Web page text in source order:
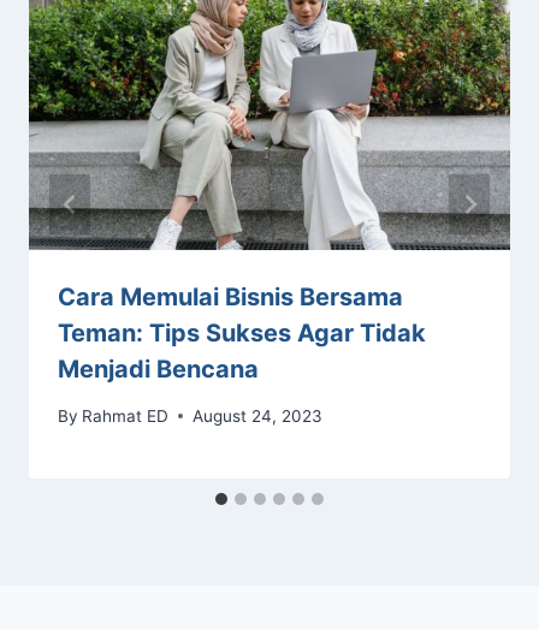
Cara Memulai Bisnis Bersama
Teman: Tips Sukses Agar Tidak
Menjadi Bencana
By Rahmat ED August 24, 2023